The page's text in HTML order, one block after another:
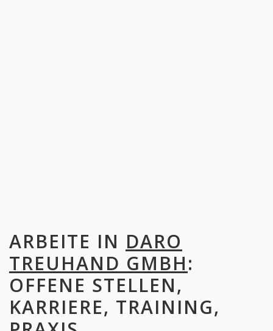
ARBEITE IN DARO
TREUHAND GMBH:
OFFENE STELLEN,
KARRIERE, TRAINING,